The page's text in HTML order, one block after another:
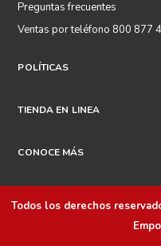
Preguntas frecuentes
Ventas por teléfono 800 877
POLÍTICAS
TIENDA EN LINEA
CONOCE MÁS
Todos los derechos